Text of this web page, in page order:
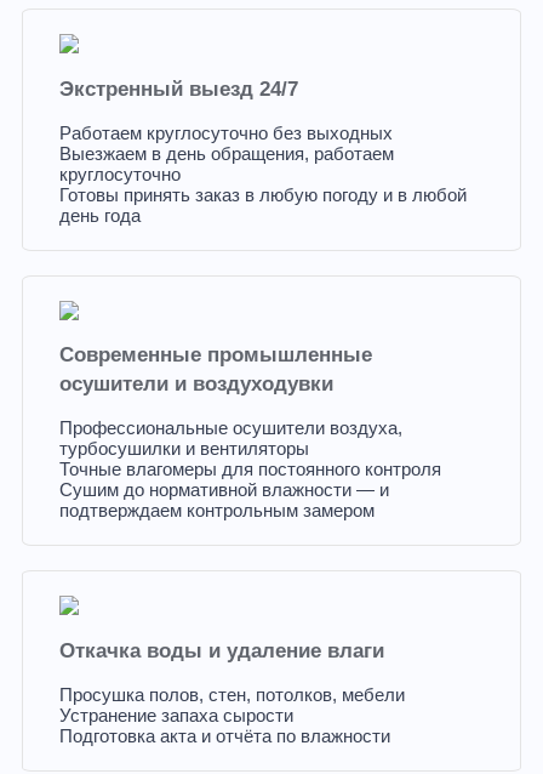
Экстренный выезд 24/7
Работаем круглосуточно без выходных
Выезжаем в день обращения, работаем
круглосуточно
Готовы принять заказ в любую погоду и в любой
день года
Современные промышленные
осушители и воздуходувки
Профессиональные осушители воздуха,
турбосушилки и вентиляторы
Точные влагомеры для постоянного контроля
Сушим до нормативной влажности — и
подтверждаем контрольным замером
Откачка воды и удаление влаги
Просушка полов, стен, потолков, мебели
Устранение запаха сырости
Подготовка акта и отчёта по влажности